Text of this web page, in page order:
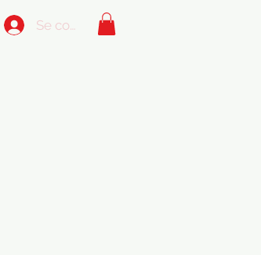
Se connecter